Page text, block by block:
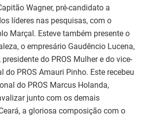
Wagner, pré-candidato a
líderes nas pesquisas, com o
Marçal. Esteve também presente o
o empresário Gaudêncio Lucena,
do PROS Mulher e do vice-
do PROS Amauri Pinho. Este recebeu
do PROS Marcus Holanda,
junto com os demais
a gloriosa composição com o